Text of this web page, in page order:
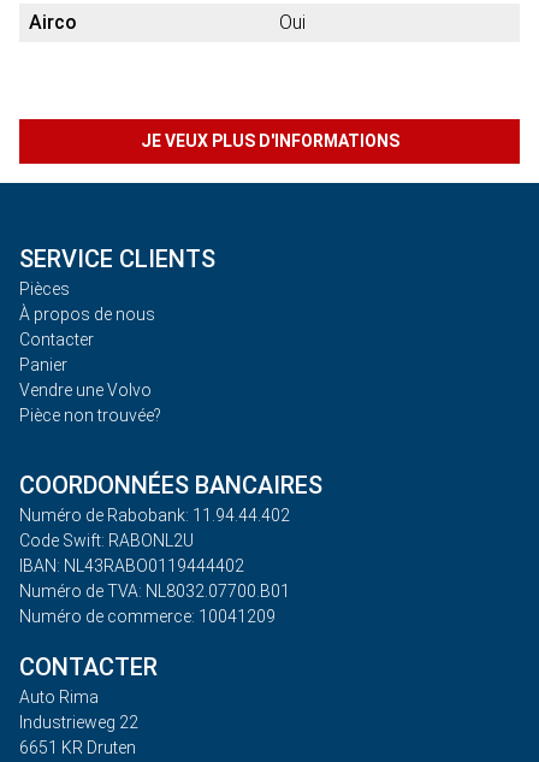
Airco
Oui
JE VEUX PLUS D'INFORMATIONS
SERVICE CLIENTS
Pièces
À propos de nous
Contacter
Panier
Vendre une Volvo
Pièce non trouvée?
COORDONNÉES BANCAIRES
Numéro de Rabobank: 11.94.44.402
Code Swift: RABONL2U
IBAN: NL43RABO0119444402
Numéro de TVA: NL8032.07700.B01
Numéro de commerce: 10041209
CONTACTER
Auto Rima
Industrieweg 22
6651 KR Druten